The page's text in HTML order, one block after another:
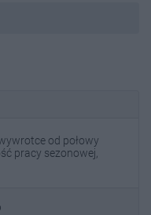
od połowy
pracy sezonowej,